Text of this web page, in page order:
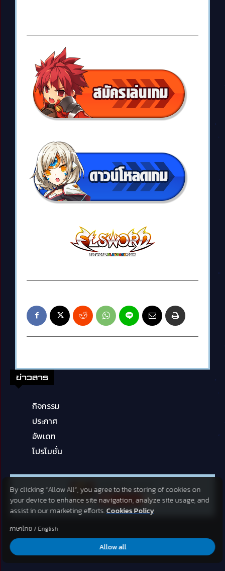
ข่าวสาร
กิจกรรม
ประกาศ
อัพเดท
โปรโมชั่น
By clicking “Allow All”, you agree to the storing of cookies on
your device to enhance site navigation, analyze site usage, and
assist in our marketing efforts.Cookies Policy
ภาษาไทย / English
Allow all